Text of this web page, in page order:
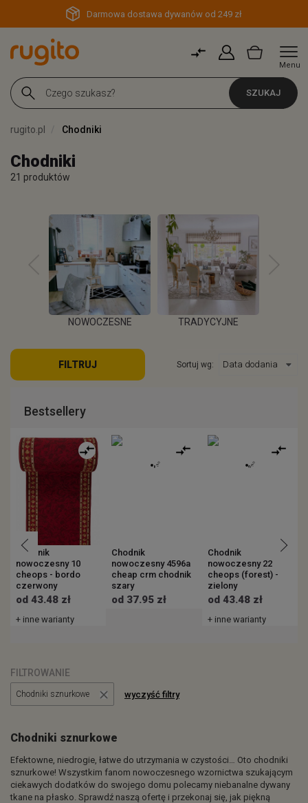
Darmowa dostawa dywanów od 249 zł
Menu
SZUKAJ
rugito.pl Chodniki
Chodniki
21 produktów
WIĘCEJ
NOWOCZESNE TRADYCYJNE
FILTRUJ Sortuj wg:
Bestsellery
Chodnik
nowoczesny 10
cheops - bordo
czerwony
od 43.48 zł
+ inne warianty
Chodnik
nowoczesny 4596a
cheap crm chodnik
szary
od 37.95 zł
Chodnik
nowoczesny 22
cheops (forest) -
zielony
od 43.48 zł
+ inne warianty
FILTROWANIE
Chodniki sznurkowe wyczyść filtry
Chodniki sznurkowe
Efektowne, niedrogie, łatwe do utrzymania w czystości… Oto chodniki
sznurkowe! Wszystkim fanom nowoczesnego wzornictwa szukającym
ciekawych dodatków do swojego domu polecamy niebanalne dywany
tkane na płasko. Sprawdź naszą ofertę i przekonaj się, jak piękną